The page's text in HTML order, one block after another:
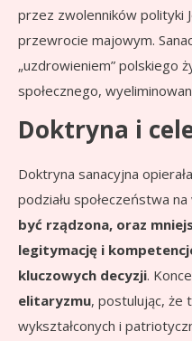
przez zwolenników polityki
przewrocie majowym.
„uzdrowieniem” polskiego
społecznego,
Doktryna i
Doktryna sanacyjna
podziału społeczeństwa na
być rządzona, oraz
legitymację i
kluczowych decyzji.
elitaryzmu, postulując, że
wykształconych i